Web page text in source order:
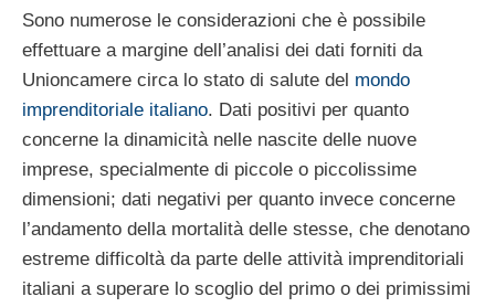
Sono numerose le considerazioni che è possibile
effettuare a margine dell’analisi dei dati forniti da
Unioncamere circa lo stato di salute del mondo
imprenditoriale italiano. Dati positivi per quanto
concerne la dinamicità nelle nascite delle nuove
imprese, specialmente di piccole o piccolissime
dimensioni; dati negativi per quanto invece concerne
l’andamento della mortalità delle stesse, che denotano
estreme difficoltà da parte delle attività imprenditoriali
italiani a superare lo scoglio del primo o dei primissimi